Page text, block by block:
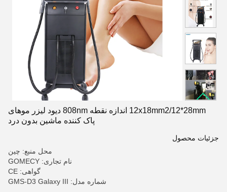
12x18mm2/12*28mm اندازه نقطه 808nm دیود لیزر موهای
پاک کننده ماشین بدون درد
جزئیات محصول
محل منبع: چین
نام تجاری: GOMECY
گواهی: CE
شماره مدل: GMS-D3 Galaxy III